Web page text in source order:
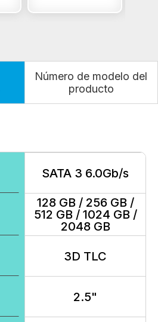
Número de modelo del
producto
SATA 3 6.0Gb/s
128 GB / 256 GB /
512 GB / 1024 GB /
2048 GB
3D TLC
2.5"